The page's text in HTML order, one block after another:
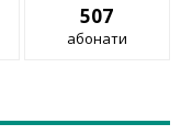
507
абонати